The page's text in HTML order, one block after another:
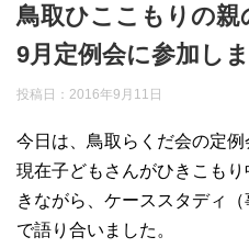
鳥取ひここもりの
9月定例会に参加し
投稿日： 2016年9月11日
今日は、鳥取らくだ会の定例
現在子どもさんがひきこも
きながら、ケーススタディ
で語り合いました。